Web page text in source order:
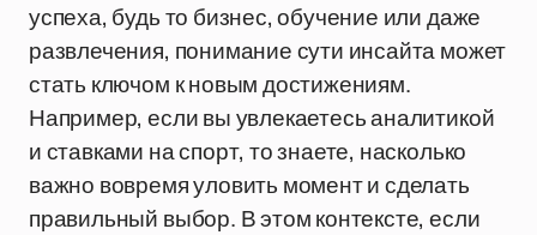
успеха, будь то бизнес, обучение или даже
развлечения, понимание сути инсайта может
стать ключом к новым достижениям.
Например, если вы увлекаетесь аналитикой
и ставками на спорт, то знаете, насколько
важно вовремя уловить момент и сделать
правильный выбор. В этом контексте, если